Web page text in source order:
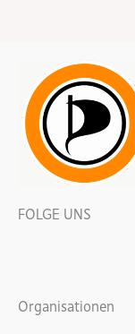
FOLGE UNS
Organisationen